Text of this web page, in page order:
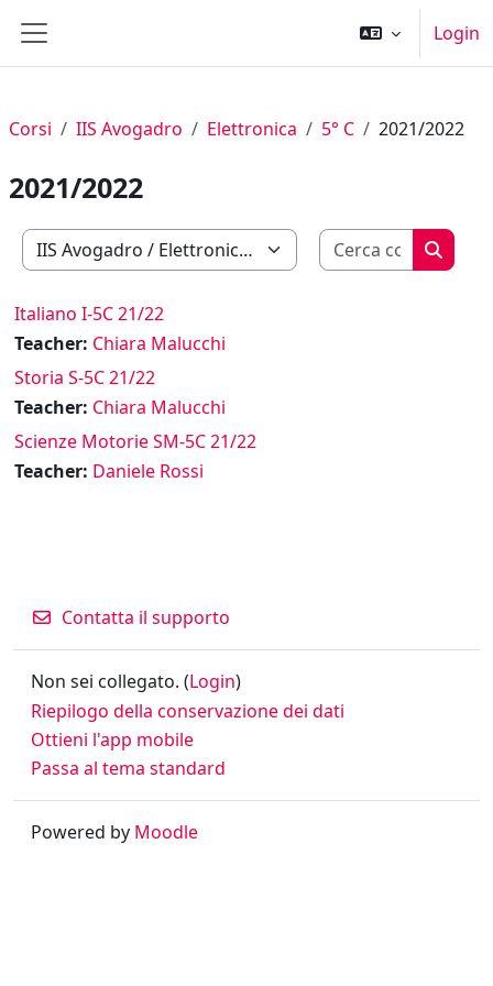
Pannello laterale
Login
Corsi IIS Avogadro Elettronica 5° C 2021/2022
2021/2022
Categorie di corso
Cerca
Cerca
Italiano I-5C 21/22
Teacher: Chiara Malucchi
Storia S-5C 21/22
Teacher: Chiara Malucchi
Scienze Motorie SM-5C 21/22
Teacher: Daniele Rossi
Contatta il supporto
Non sei collegato. (Login)
Riepilogo della conservazione dei dati
Ottieni l'app mobile
Passa al tema standard
Powered by Moodle